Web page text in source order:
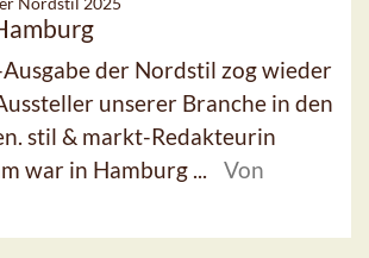
der Nordstil zog wieder
unserer Branche in den
stil & markt-Redakteurin
war in Hamburg ...
Von